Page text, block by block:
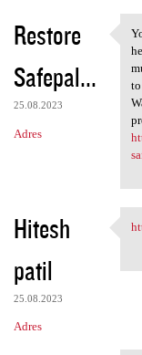
Restore
Safepal...
25.08.2023
Adres
Hitesh
patil
25.08.2023
Adres